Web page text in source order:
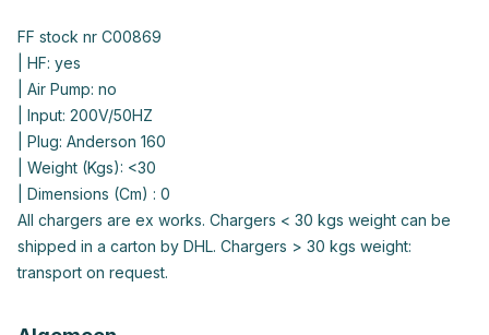
FF stock nr C00869
| HF: yes
| Air Pump: no
| Input: 200V/50HZ
| Plug: Anderson 160
| Weight (Kgs): <30
| Dimensions (Cm) : 0
All chargers are ex works. Chargers < 30 kgs weight can be
shipped in a carton by DHL. Chargers > 30 kgs weight:
transport on request.